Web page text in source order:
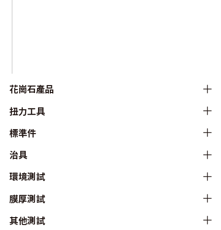
花崗石產品
扭力工具
標準件
治具
環境測試
膜厚測試
其他測試